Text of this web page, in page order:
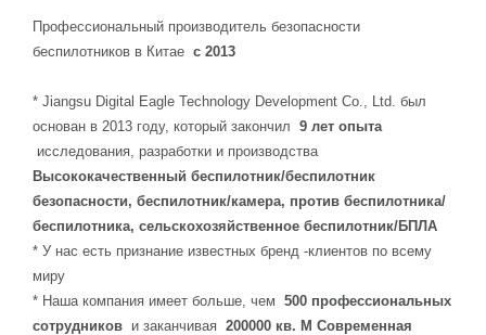
Профессиональный производитель безопасности
беспилотников в Китае с 2013
* Jiangsu Digital Eagle Technology Development Co., Ltd. был
основан в 2013 году, который закончил 9 лет опыта
исследования, разработки и производства
Высококачественный беспилотник/беспилотник
безопасности, беспилотник/камера, против беспилотника/
беспилотника, сельскохозяйственное беспилотник/БПЛА
* У нас есть признание известных бренд -клиентов по всему
миру
* Наша компания имеет больше, чем 500 профессиональных
сотрудников и заканчивая 200000 кв. М Современная